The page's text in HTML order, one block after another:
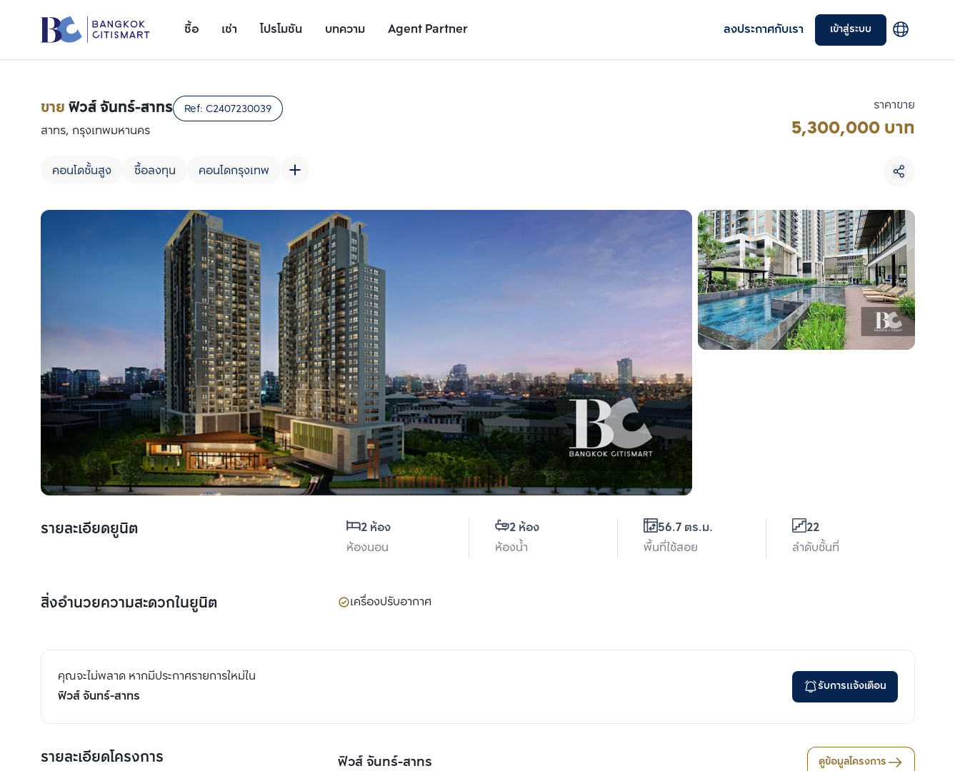
ซื้อ เช่า โปรโมชัน บทความ Agent Partner ลงประกาศกับเรา เข้าสู่ระบบ
รายละเอียดยูนิต
ขายฟิวส์ จันทร์-สาทร Ref: C2407230039
สาทร, กรุงเทพมหานคร
คอนโดชั้นสูง ซื้อลงทุน คอนโดกรุงเทพ
ราคาขาย
5,300,000 บาท
รายละเอียดยูนิต
2 ห้อง
ห้องนอน
2 ห้อง
ห้องน้ำ
56.7 ตร.ม.
พื้นที่ใช้สอย
22
ลำดับชั้นที่
สิ่งอำนวยความสะดวกในยูนิต เครื่องปรับอากาศ
คุณจะไม่พลาด หากมีประกาศรายการใหม่ใน
ฟิวส์ จันทร์-สาทร
รับการแจ้งเตือน
รายละเอียดโครงการ ฟิวส์ จันทร์-สาทร ดูข้อมูลโครงการ
เพิ่มยูนิตเปรียบเทียบ
รายการที่ 1
เพิ่มยูนิตเปรียบเทียบ
รายการที่ 2
เพิ่มยูนิตเปรียบเทียบ
เลือกยูนิตเพื่อเปรียบเทียบ
เลือกได้สูงสุด 3 รายการ
เปรียบเทียบ
ลบทั้งหมด